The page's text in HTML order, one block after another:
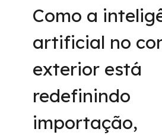
Como a
artificial no
exterior está
redefinindo
importação,